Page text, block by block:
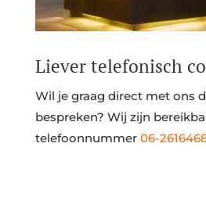
Liever telefonisch
Wil je graag direct met ons
bespreken? Wij zijn
telefoonnummer 06-